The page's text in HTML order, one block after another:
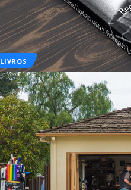
LIVROS